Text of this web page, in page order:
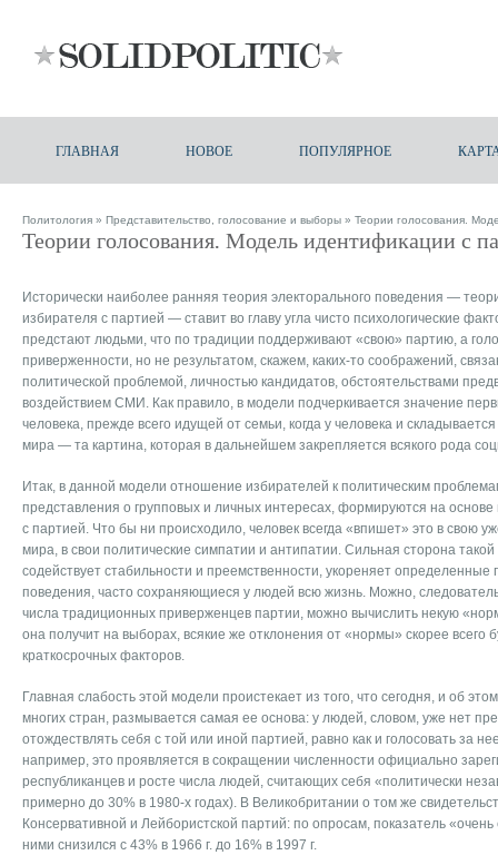
ГЛАВНАЯ НОВОЕ ПОПУЛЯРНОЕ
Политология » Представительство, голосование и выборы » Теории голосования.
Теории голосования. Модель идентификации с
Исторически наиболее ранняя теория электорального поведения —
избирателя с партией — ставит во главу угла чисто психологические
предстают людьми, что по традиции поддерживают «свою» партию, а
приверженности, но не результатом, скажем, каких-то соображений,
политической проблемой, личностью кандидатов, обстоятельствами
воздействием СМИ. Как правило, в модели подчеркивается значение
человека, прежде всего идущей от семьи, когда у человека и
мира — та картина, которая в дальнейшем закрепляется всякого рода
Итак, в данной модели отношение избирателей к политическим
представления о групповых и личных интересах, формируются на
с партией. Что бы ни происходило, человек всегда «впишет» это в свою
мира, в свои политические симпатии и антипатии. Сильная сторона
содействует стабильности и преемственности, укореняет определенные
поведения, часто сохраняющиеся у людей всю жизнь. Можно,
числа традиционных приверженцев партии, можно вычислить некую
она получит на выборах, всякие же отклонения от «нормы» скорее всего
краткосрочных факторов.
Главная слабость этой модели проистекает из того, что сегодня, и об
многих стран, размывается самая ее основа: у людей, словом, уже нет
отождествлять себя с той или иной партией, равно как и голосовать за
например, это проявляется в сокращении численности официально
республиканцев и росте числа людей, считающих себя «политически
примерно до 30% в 1980-х годах). В Великобритании о том же
Консервативной и Лейбористской партий: по опросам, показатель
ними снизился с 43% в 1966 г. до 16% в 1997 г.